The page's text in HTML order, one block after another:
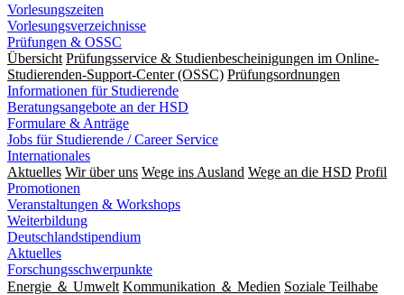
Vorlesungszeiten
Vorlesungsverzeichnisse
Prüfungen & OSSC
Übersicht Prüfungsservice & Studienbescheinigungen im Online-
Studierenden-Support-Center (OSSC) Prüfungsordnungen
Informationen für Studierende
Beratungsangebote an der HSD
Formulare & Anträge
Jobs für Studierende / Career Service
Internationales
Aktuelles Wir über uns Wege ins Ausland Wege an die HSD Profil
Promotionen
Veranstaltungen & Workshops
Weiterbildung
Deutschlandstipendium
Aktuelles
Forschungsschwerpunkte
Energie ＆ Umwelt Kommunikation ＆ Medien Soziale Teilhabe